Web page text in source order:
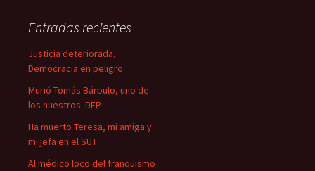
rEntradas recientes
Justicia deteriorada,
Democracia en peligro
Murió Tomás Bárbulo, uno de
los nuestros. DEP
Ha muerto Teresa, mi amiga y
mi jefa en el SUT
Al médico loco del franquismo